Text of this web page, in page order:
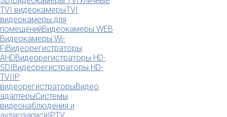
TVI видеокамерыTVI
видеокамеры для
помещенийВидеокамеры WEB
Видеокамеры Wi-
FiВидеорегистраторы
AHDВидеорегистраторы HD-
SDIВидеорегистраторы HD-
TVI IP
видеорегистраторыВидео
адаптерыСистемы
видеонаблюдения и